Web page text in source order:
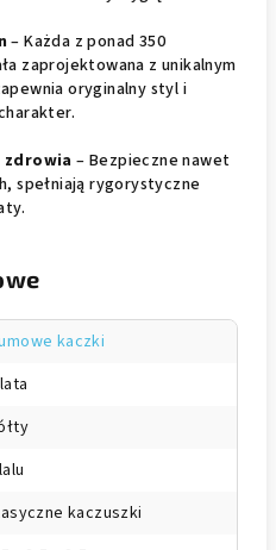
– Każda z ponad 350
zaprojektowana z unikalnym
oryginalny styl i
zdrowia – Bezpieczne nawet
spełniają rygorystyczne
kaczki
kaczuszki